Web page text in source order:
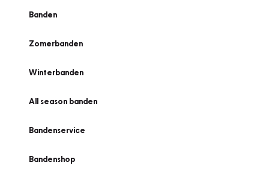
Banden
Zomerbanden
Winterbanden
All season banden
Bandenservice
Bandenshop